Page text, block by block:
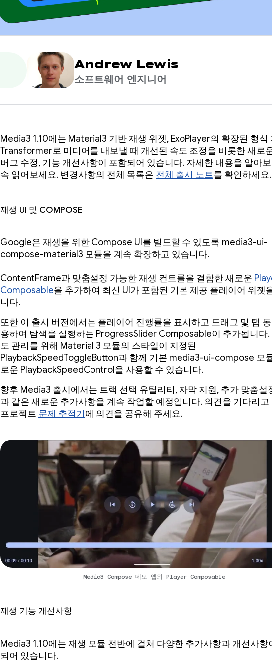
Andrew Lewis
소프트웨어 엔지니어
Media3 1.10에는 Material3 기반 재생 위젯, ExoPlayer의 확장된 형식
Transformer로 미디어를 내보낼 때 개선된 속도 조정을 비롯한 새로
버그 수정, 기능 개선사항이 포함되어 있습니다. 자세한 내용을 알아
속 읽어보세요. 변경사항의 전체 목록은 전체 출시 노트를 확인하세요.
재생 UI 및 Compose
Google은 재생을 위한 Compose UI를 빌드할 수 있도록 media3-ui-
compose-material3 모듈을 계속 확장하고 있습니다.
ContentFrame과 맞춤설정 가능한 재생 컨트롤을 결합한 새로운
Composable을 추가하여 최신 UI가 포함된 기본 제공 플레이어 위젯
니다.
또한 이 출시 버전에서는 플레이어 진행률을 표시하고 드래그 및 탭
용하여 탐색을 실행하는 ProgressSlider Composable이 추가됩니다.
도 관리를 위해 Material 3 모듈의 스타일이 지정된
PlaybackSpeedToggleButton과 함께 기본 media3-ui-compose 모
로운 PlaybackSpeedControl을 사용할 수 있습니다.
향후 Media3 출시에서는 트랙 선택 유틸리티, 자막 지원, 추가 맞춤설
과 같은 새로운 추가사항을 계속 작업할 예정입니다. 의견을 기다리고
프로젝트 문제 추적기에 의견을 공유해 주세요.
Media3 Compose 데모 앱의 Player Composable
재생 기능 개선사항
Media3 1.10에는 재생 모듈 전반에 걸쳐 다양한 추가사항과 개선사항
되어 있습니다.